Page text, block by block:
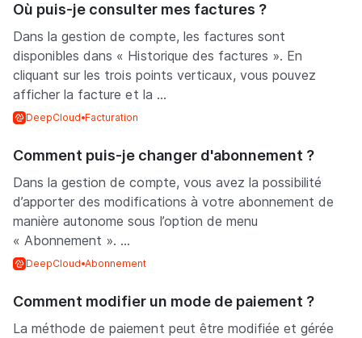
Où puis-je consulter mes factures ?
Dans la gestion de compte, les factures sont
disponibles dans « Historique des factures ». En
cliquant sur les trois points verticaux, vous pouvez
afficher la facture et la ...
DeepCloud Facturation
Comment puis-je changer d'abonnement ?
Dans la gestion de compte, vous avez la possibilité
d’apporter des modifications à votre abonnement de
manière autonome sous l’option de menu
« Abonnement ». ...
DeepCloud Abonnement
Comment modifier un mode de paiement ?
La méthode de paiement peut être modifiée et gérée